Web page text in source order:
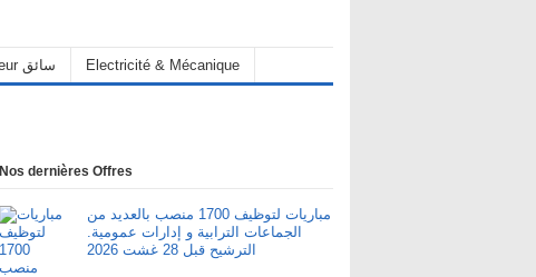
Chauffeur سائق Electricité & Mécanique
Nos dernières Offres
مباريات لتوظيف 1700 منصب بالعديد من
الجماعات الترابية و إدارات عمومية.
الترشيح قبل 28 غشت 2026